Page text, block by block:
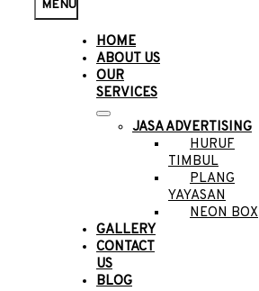
MENU
HOME
ABOUT US
OUR
SERVICES
JASA ADVERTISING
HURUF
TIMBUL
PLANG
YAYASAN
NEON BOX
GALLERY
CONTACT
US
BLOG